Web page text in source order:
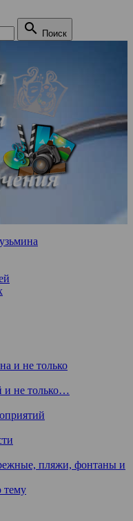
 Поиск
и не только
и не только…
пляжи, фонтаны и
тему